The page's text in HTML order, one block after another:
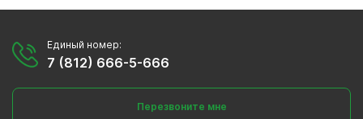
Единый номер:
7 (812) 666-5-666
Перезвоните мне